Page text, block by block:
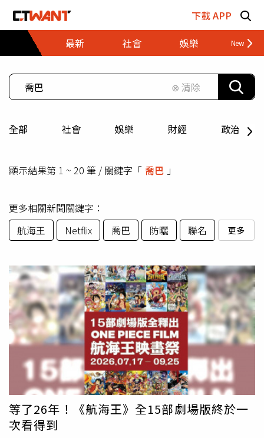
下載 APP
最新
社會 娛樂 財經
⊗ 清除
全部 社會 娛樂 財經 政治
顯示結果第 1 ~ 20 筆 / 關鍵字「 喬巴 」
更多相關新聞關鍵字：
航海王
Netflix 喬巴 防曬 聯名 更多
等了26年！《航海王》全15部劇場版終於一
次看得到